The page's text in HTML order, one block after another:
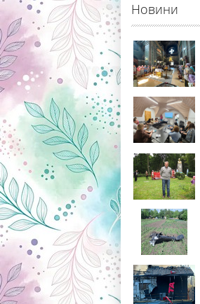
Новини